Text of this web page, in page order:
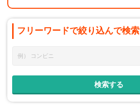
フリーワードで絞り込んで検索